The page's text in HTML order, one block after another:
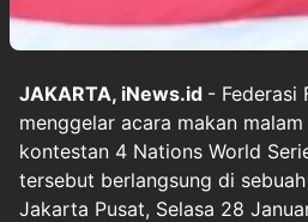
JAKARTA, iNews.id - Federasi
menggelar acara makan
kontestan 4 Nations World
tersebut berlangsung di
Jakarta Pusat, Selasa 28